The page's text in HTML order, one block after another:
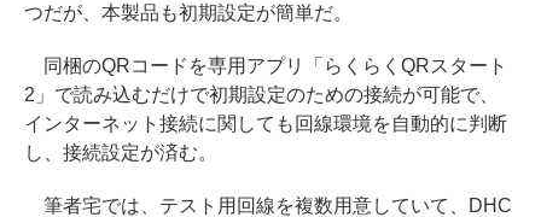
つだが、本製品も初期設定が簡単だ。
同梱のQRコードを専用アプリ「らくらくQRスタート
2」で読み込むだけで初期設定のための接続が可能で、
インターネット接続に関しても回線環境を自動的に判断
し、接続設定が済む。
筆者宅では、テスト用回線を複数用意していて、DHC